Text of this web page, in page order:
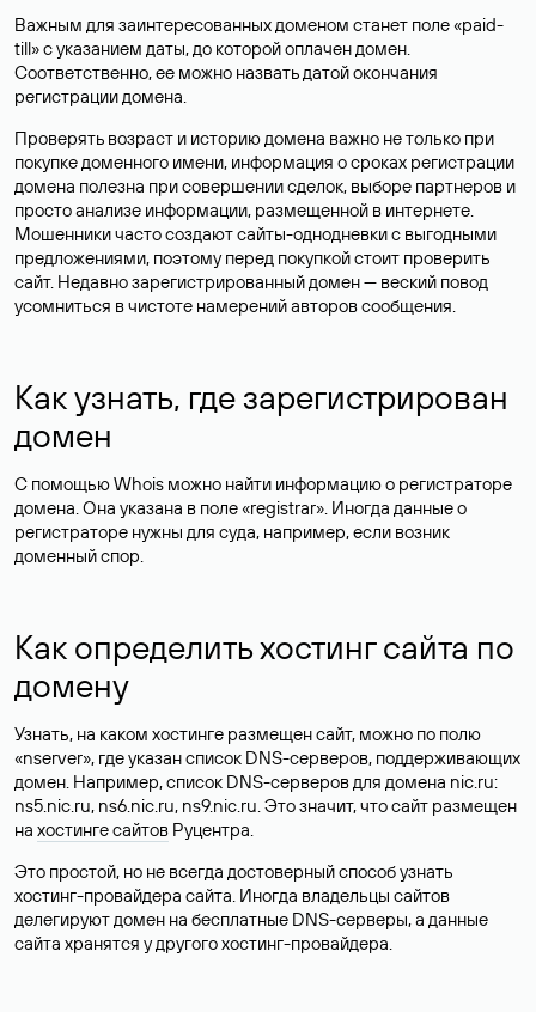
Важным для заинтересованных доменом станет поле «paid-
till» с указанием даты, до которой оплачен домен.
Соответственно, ее можно назвать датой окончания
регистрации домена.
Проверять возраст и историю домена важно не только при
покупке доменного имени, информация о сроках регистрации
домена полезна при совершении сделок, выборе партнеров и
просто анализе информации, размещенной в интернете.
Мошенники часто создают сайты-однодневки с выгодными
предложениями, поэтому перед покупкой стоит проверить
сайт. Недавно зарегистрированный домен — веский повод
усомниться в чистоте намерений авторов сообщения.
Как узнать, где зарегистрирован
домен
С помощью Whois можно найти информацию о регистраторе
домена. Она указана в поле «registrar». Иногда данные о
регистраторе нужны для суда, например, если возник
доменный спор.
Как определить хостинг сайта по
домену
Узнать, на каком хостинге размещен сайт, можно по полю
«nserver», где указан список DNS-серверов, поддерживающих
домен. Например, список DNS-серверов для домена nic.ru:
ns5.nic.ru, ns6.nic.ru, ns9.nic.ru. Это значит, что сайт размещен
на хостинге сайтов Руцентра.
Это простой, но не всегда достоверный способ узнать
хостинг-провайдера сайта. Иногда владельцы сайтов
делегируют домен на бесплатные DNS-серверы, а данные
сайта хранятся у другого хостинг-провайдера.